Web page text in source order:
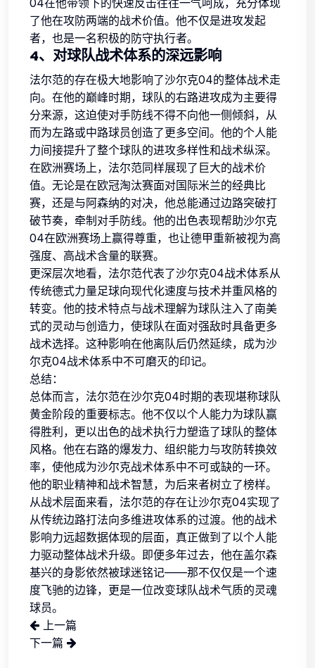
了他在攻防两端的战术价值。他不仅是进攻发起
者，也是一名积极的防守执行者。
4、对球队战术体系的深远影响
法尔范的存在极大地影响了沙尔克04的整体战术走
向。在他的巅峰时期，球队的右路进攻成为主要得
分来源，这迫使对手防线不得不向他一侧倾斜，从
而为左路或中路球员创造了更多空间。他的个人能
力间接提升了整个球队的进攻多样性和战术纵深。
在欧洲赛场上，法尔范同样展现了巨大的战术价
值。无论是在欧冠淘汰赛面对国际米兰的经典比
赛，还是与阿森纳的对决，他总能通过边路突破打
破节奏，牵制对手防线。他的出色表现帮助沙尔克
04在欧洲赛场上赢得尊重，也让德甲重新被视为高
强度、高战术含量的联赛。
更深层次地看，法尔范代表了沙尔克04战术体系从
传统德式力量足球向现代化速度与技术并重风格的
转变。他的技术特点与战术理解为球队注入了南美
式的灵动与创造力，使球队在面对强敌时具备更多
战术选择。这种影响在他离队后仍然延续，成为沙
尔克04战术体系中不可磨灭的印记。
总结：
总体而言，法尔范在沙尔克04时期的表现堪称球队
黄金阶段的重要标志。他不仅以个人能力为球队赢
得胜利，更以出色的战术执行力塑造了球队的整体
风格。他在右路的爆发力、组织能力与攻防转换效
率，使他成为沙尔克战术体系中不可或缺的一环。
他的职业精神和战术智慧，为后来者树立了榜样。
从战术层面来看，法尔范的存在让沙尔克04实现了
从传统边路打法向多维进攻体系的过渡。他的战术
影响力远超数据体现的层面，真正做到了以个人能
力驱动整体战术升级。即便多年过去，他在盖尔森
基兴的身影依然被球迷铭记——那不仅仅是一个速
度飞驰的边锋，更是一位改变球队战术气质的灵魂
球员。
上一篇
下一篇